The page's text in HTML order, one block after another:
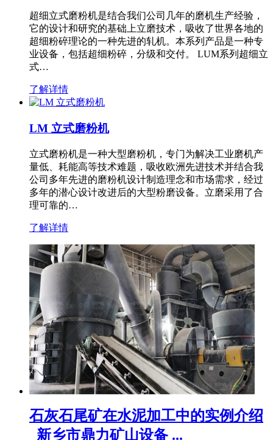
超细立式磨粉机是结合我们公司几年的磨机生产经验，
它的设计和研究的基础上立磨技术，吸收了世界各地的
超细粉碎理论的一种先进的轧机。本系列产品是一种专
业设备，包括超细粉碎，分级和交付。 LUM系列超细立
式…
了解详情
LM 立式磨粉机
立式磨粉机是一种大型磨粉机，专门为解决工业磨机产
量低、耗能高等技术难题，吸收欧洲先进技术并结合我
公司多年先进的磨粉机设计制造理念和市场需求，经过
多年的潜心设计改进后的大型粉磨设备。立磨采用了合
理可靠的…
了解详情
石灰石尾矿在水泥加工中的实例介绍
_新乡市鼎力矿山设备 ...